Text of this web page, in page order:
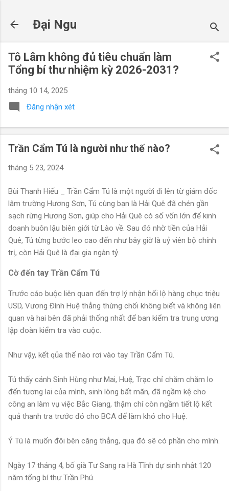
Đại Ngu
Tô Lâm không đủ tiêu chuẩn làm
Tổng bí thư nhiệm kỳ 2026-2031?
tháng 10 14, 2025
Đăng nhận xét
Trần Cẩm Tú là người như thế nào?
tháng 5 23, 2024
Bùi Thanh Hiếu _ Trần Cẩm Tú là một người đi lên từ giám đốc
lâm trường Hương Sơn, Tú cùng bạn là Hải Quê đã chén gần
sạch rừng Hương Sơn, giúp cho Hải Quê có số vốn lớn để kinh
doanh buôn lậu biên giới từ Lào về. Sau đó nhờ tiền của Hải
Quê, Tú từng bước leo cao đến như bây giờ là uỷ viên bộ chính
trị, còn Hải Quê là đại gia ngàn tỷ.
Cờ đến tay Trần Cẩm Tú
Trước cáo buộc liên quan đến trợ lý nhận hối lộ hàng chục triệu
USD, Vương Đình Huệ thẳng thừng chối không biết và không liên
quan và hai bên đã phải thống nhất để ban kiểm tra trung ương
lập đoàn kiểm tra vào cuộc.
Như vậy, kết qủa thế nào rơi vào tay Trần Cẩm Tú.
Tú thấy cánh Sinh Hùng như Mai, Huệ, Trạc chỉ chăm chăm lo
đến tương lai của mình, sinh lòng bất mãn, đã ngầm kệ cho
công an làm vụ việc Bắc Giang, thậm chí còn ngầm tiết lộ kết
quả thanh tra trước đó cho BCA để làm khó cho Huệ.
Ý Tú là muốn đôi bên căng thẳng, qua đó sẽ có phần cho mình.
Ngày 17 tháng 4, bố già Tư Sang ra Hà Tĩnh dự sinh nhật 120
năm tổng bí thư Trần Phú.